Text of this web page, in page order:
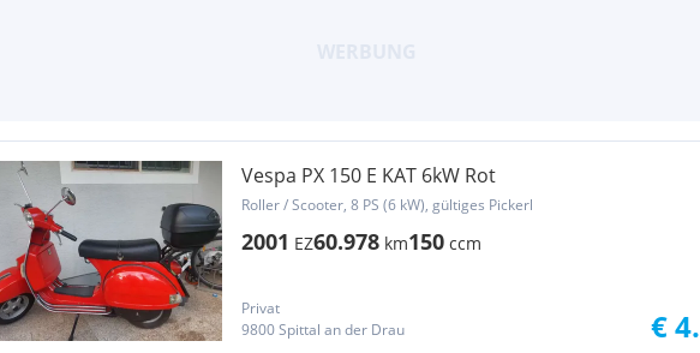
Vespa PX 150 E KAT 6kW Rot
Roller / Scooter, 8 PS (6 kW), gültiges Pickerl
2001 EZ60.978 km150 ccm
Privat
9800 Spittal an der Drau
€